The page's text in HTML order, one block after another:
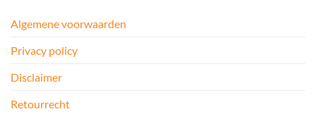
Algemene voorwaarden
Privacy policy
Disclaimer
Retourrecht